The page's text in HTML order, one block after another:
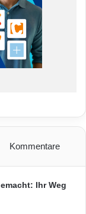
Kommentare
Ihr Weg